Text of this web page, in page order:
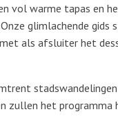
vol warme tapas en
glimlachende
als afsluiter het
stadswandelingen
zullen het programma